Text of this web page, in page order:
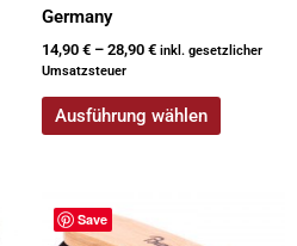
Germany
14,90 € – 28,90 € inkl. gesetzlicher
Umsatzsteuer
Ausführung wählen
Save
Dieses
Produkt